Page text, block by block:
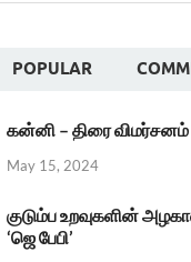
POPULAR
கன்னி – திரை விமர்சனம்
May 15, 2024
குடும்ப உறவுகளின்
‘ஜெ பேபி’